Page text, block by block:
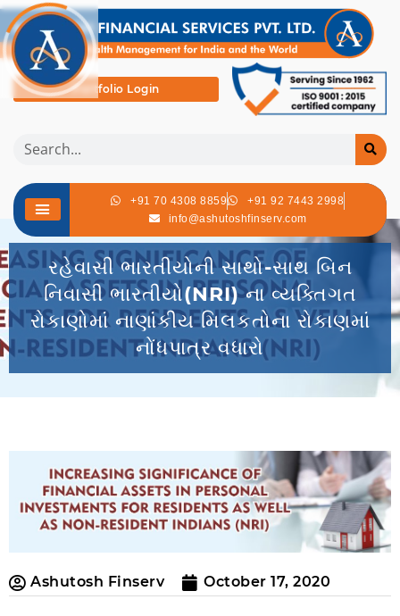
Portfolio Login
+91 70 4308 8859
+91 92 7443 2998
info@ashutoshfinserv.com
રહેવાસી ભારતીયોની સાથો-સાથ બિન
નિવાસી ભારતીયો(NRI) ના વ્યક્તિગત
રોકાણોમાં નાણાંકીય મિલકતોના રોકાણમાં
નોંધપાત્ર વધારો
Ashutosh Finserv October 17, 2020